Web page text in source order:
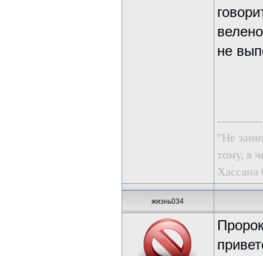
не
"Не
тому, в
жизнь034